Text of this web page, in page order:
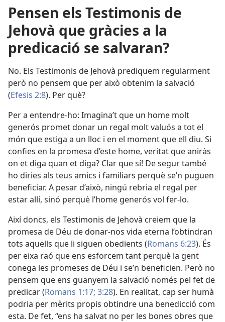
Pensen els Testimonis de
Jehovà que gràcies a la
predicació se salvaran?
No. Els Testimonis de Jehovà prediquem regularment
però no pensem que per això obtenim la salvació
(Efesis 2:8). Per què?
Per a entendre-ho: Imagina’t que un home molt
generós promet donar un regal molt valuós a tot el
món que estiga a un lloc i en el moment que ell diu. Si
confies en la promesa d’este home, veritat que aniràs
on et diga quan et diga? Clar que sí! De segur també
ho diries als teus amics i familiars perquè se’n puguen
beneficiar. A pesar d’això, ningú rebria el regal per
estar allí, sinó perquè l’home generós vol fer-lo.
Així doncs, els Testimonis de Jehovà creiem que la
promesa de Déu de donar-nos vida eterna l’obtindran
tots aquells que li siguen obedients (Romans 6:23). És
per eixa raó que ens esforcem tant perquè la gent
conega les promeses de Déu i se’n beneficien. Però no
pensem que ens guanyem la salvació només pel fet de
predicar (Romans 1:17; 3:28). En realitat, cap ser humà
podria per mèrits propis obtindre una benedicció com
esta. De fet, “ens ha salvat no per les bones obres que